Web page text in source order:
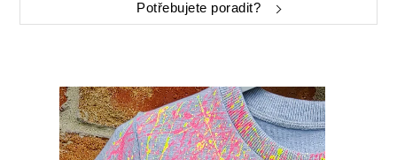
Potřebujete poradit?